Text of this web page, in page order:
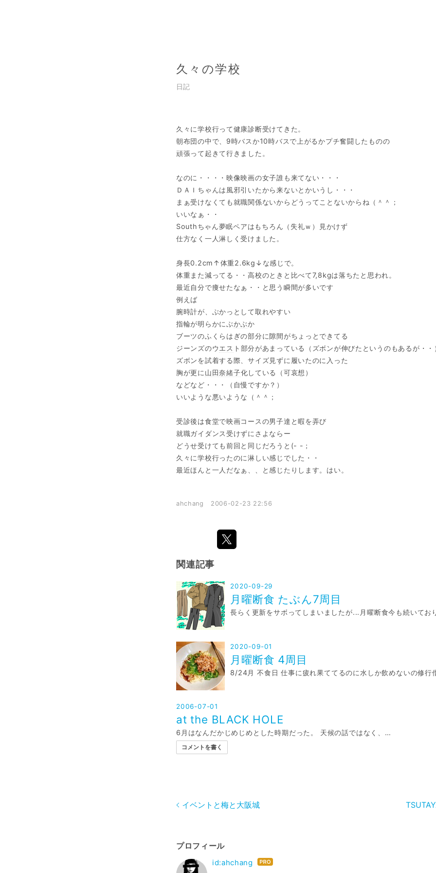
久々の学校
日記
久々に学校行って健康診断受けてきた。
朝布団の中で、9時バスか10時バスで上がるかプチ奮闘したものの
頑張って起きて行きました。
なのに・・・・映像映画の女子誰も来てない・・・
ＤＡＩちゃんは風邪引いたから来ないとかいうし・・・
まぁ受けなくても就職関係ないからどうってことないからね（＾＾；
いいなぁ・・
Southちゃん夢眠ペアはもちろん（失礼ｗ）見かけず
仕方なく一人淋しく受けました。
身長0.2cm↑体重2.6kg↓な感じで。
体重また減ってる・・高校のときと比べて7,8kgは落ちたと思われ。
最近自分で痩せたなぁ・・と思う瞬間が多いです
例えば
腕時計が、ぶかっとして取れやすい
指輪が明らかにぶかぶか
ブーツのふくらはぎの部分に隙間がちょっとできてる
ジーンズのウエス ト部分があまっている（ズボンが伸びたというのもあるが・・
ズボンを試着する際、サイズ見ずに履いたのに入った
胸が更に 山田奈緒子化している（可哀想）
などなど・・・（自慢ですか？）
いいような悪いような（＾＾；
受診後は食堂で映画コースの男子達と暇を弄び
就職ガイダンス受けずにさよならー
どうせ受けても前回と同じだろうと(- -；
久々に学校行ったのに淋しい感じでした・・
最近ほんと一人だなぁ、、と感じたりします。はい。
ahchang 2006-02-23 22:56
関連記事
2020-09-29
月曜断食 たぶん7周目
長らく更新をサボってしまいましたが...月曜断食今も続いてお
2020-09-01
月曜断食 4周目
8/24月 不食日 仕事に疲れ果ててるのに水しか飲めないの修行
2006-07-01
at the BLACK HOLE
6月はなんだかじめじめとした時期だった。 天候の話ではなく、…
コメントを書く
イベントと梅と大阪城
プロフィール
id:ahchang
はて